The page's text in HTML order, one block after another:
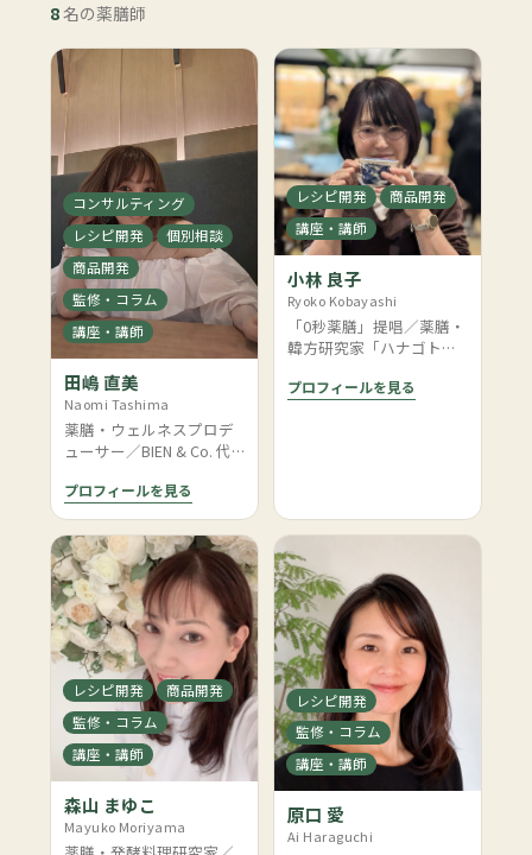
8名の薬膳師
コンサルティング
レシピ開発
個別相談
商品開発
監修・コラム
講座・講師
田嶋 直美
Naomi Tashima
薬膳・ウェルネスプロデ
ューサー／BIEN & Co. 代
ティーウェルネス協会 代
表理事
プロフィールを見る
レシピ開発
商品開発
講座・講師
小林 良子
Ryoko Kobayashi
「0秒薬膳」提唱／薬膳・
韓方研究家「ハナゴト」
プロフィールを見る
レシピ開発
商品開発
監修・コラム
講座・講師
森山 まゆこ
Mayuko Moriyama
レシピ開発
監修・コラム
講座・講師
原口 愛
Ai Haraguchi